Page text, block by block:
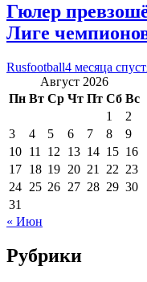
Гюлер
Лиге
Rusfootball4 месяца
Август 2026
Пн Вт Ср Чт Пт Сб Вс
1
2
3
4 5 6 7 8
9
10 11 12 13 14 15 16
17 18 19 20 21 22 23
24 25 26 27 28 29 30
31
« Июн
Рубрики